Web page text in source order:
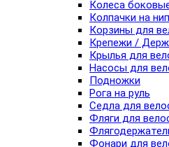
Колеса
Колпачки на
Корзины для
Крепежи /
Крылья для
Насосы для
Подножки
Рога на руль
Седла для
Фляги для
Фонари для